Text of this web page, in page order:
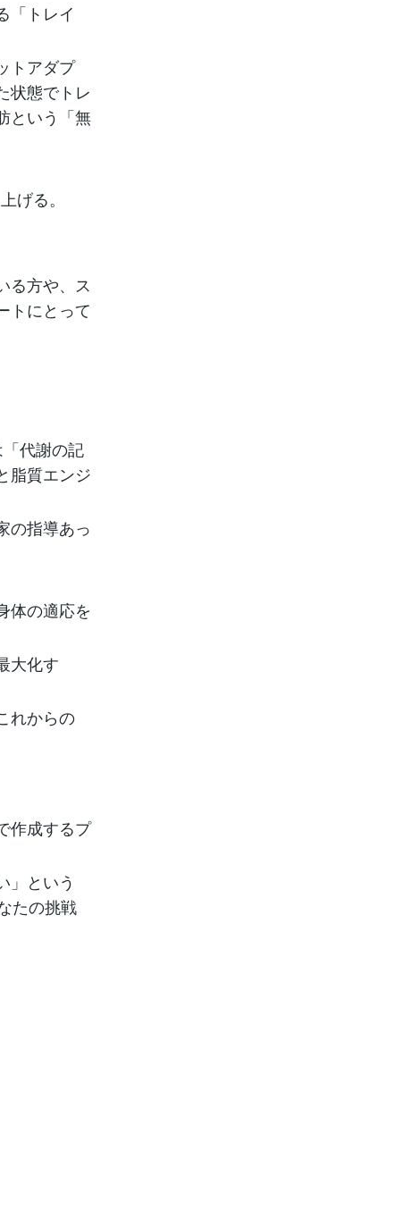
「トレイ
トアダプ
状態でトレ
という「無
げる。
る方や、ス
トにとって
代謝の記
脂質エンジ
の指導あっ
体の適応を
大化す
れからの
作成するプ
」という
たの挑戦